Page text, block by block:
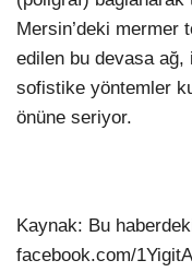
Mersin’deki mermer
edilen bu devasa ağ,
sofistike yöntemler
önüne seriyor.
Kaynak: Bu
facebook.com/